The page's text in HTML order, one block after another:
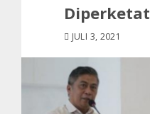
Diperketat
JULI 3, 2021